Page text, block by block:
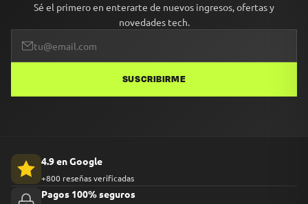
Sé el primero en enterarte de nuevos ingresos, ofertas y
novedades tech.
SUSCRIBIRME
4.9 en Google
+800 reseñas verificadas
Pagos 100% seguros